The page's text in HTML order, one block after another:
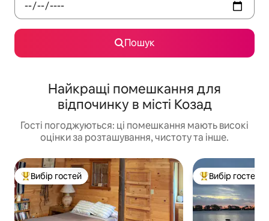
Пошук
Найкращі помешкання для
відпочинку в місті Козад
Гості погоджуються: ці помешкання мають високі
оцінки за розташування, чистоту та інше.
Топ вибір гостей
Вибір гостей Топ вибір гостей
Вибір гостей